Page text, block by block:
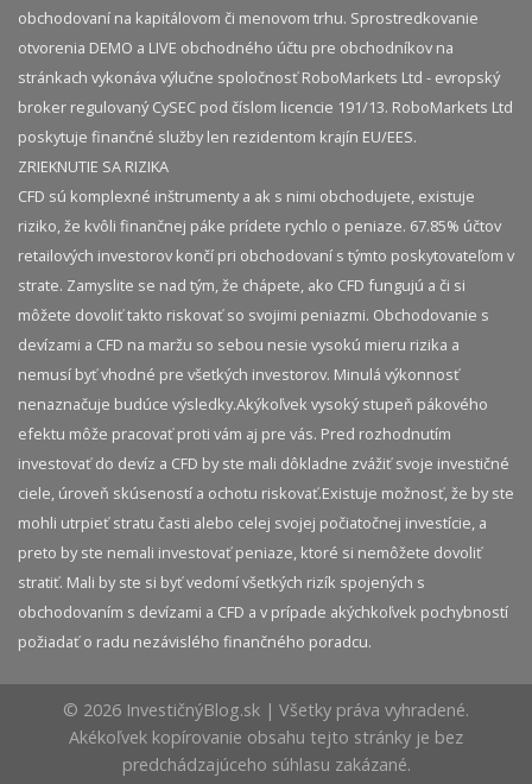
obchodovaní na kapitálovom či menovom trhu. Sprostredkovanie
otvorenia DEMO a LIVE obchodného účtu pre obchodníkov na
stránkach vykonáva výlučne spoločnosť RoboMarkets Ltd - evropský
broker regulovaný CySEC pod číslom licencie 191/13. RoboMarkets Ltd
poskytuje finančné služby len rezidentom krajín EU/EES.
ZRIEKNUTIE SA RIZIKA
CFD sú komplexné inštrumenty a ak s nimi obchodujete, existuje
riziko, že kvôli finančnej páke prídete rychlo o peniaze. 67.85% účtov
retailových investorov končí pri obchodovaní s týmto poskytovateľom v
strate. Zamyslite se nad tým, že chápete, ako CFD fungujú a či si
môžete dovoliť takto riskovať so svojimi peniazmi. Obchodovanie s
devízami a CFD na maržu so sebou nesie vysokú mieru rizika a
nemusí byť vhodné pre všetkých investorov. Minulá výkonnosť
nenaznačuje budúce výsledky.​ Akýkoľvek vysoký stupeň pákového
efektu môže pracovať proti vám aj pre vás. Pred rozhodnutím
investovať do devíz a CFD by ste mali dôkladne zvážiť svoje investičné
ciele, úroveň skúseností a ochotu riskovať.​ Existuje možnosť, že by ste
mohli utrpieť stratu časti alebo celej svojej počiatočnej investície, a
preto by ste nemali investovať peniaze, ktoré si nemôžete dovoliť
stratiť. Mali by ste si byť vedomí všetkých rizík spojených s
obchodovaním s devízami a CFD a v prípade akýchkoľvek pochybností
požiadať o radu nezávislého finančného poradcu.
© 2026 InvestičnýBlog.sk | Všetky práva vyhradené.
Akékoľvek kopírovanie obsahu tejto stránky je bez
predchádzajúceho súhlasu zakázané.